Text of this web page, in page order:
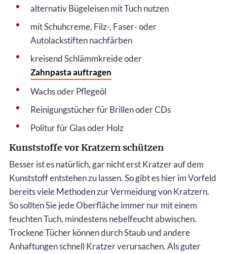
alternativ Bügeleisen mit Tuch nutzen
mit Schuhcreme, Filz-, Faser- oder
Autolackstiften nachfärben
kreisend Schlämmkreide oder
Zahnpasta auftragen
Wachs oder Pflegeöl
Reinigungstücher für Brillen oder CDs
Politur für Glas oder Holz
Kunststoffe vor Kratzern schützen
Besser ist es natürlich, gar nicht erst Kratzer auf dem
Kunststoff entstehen zu lassen. So gibt es hier im Vorfeld
bereits viele Methoden zur Vermeidung von Kratzern.
So sollten Sie jede Oberfläche immer nur mit einem
feuchten Tuch, mindestens nebelfeucht abwischen.
Trockene Tücher können durch Staub und andere
Anhaftungen schnell Kratzer verursachen. Als guter